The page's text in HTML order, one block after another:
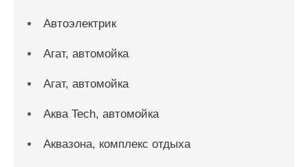
Автоэлектрик
Агат, автомойка
Агат, автомойка
Аква Tech, автомойка
Аквазона, комплекс отдыха